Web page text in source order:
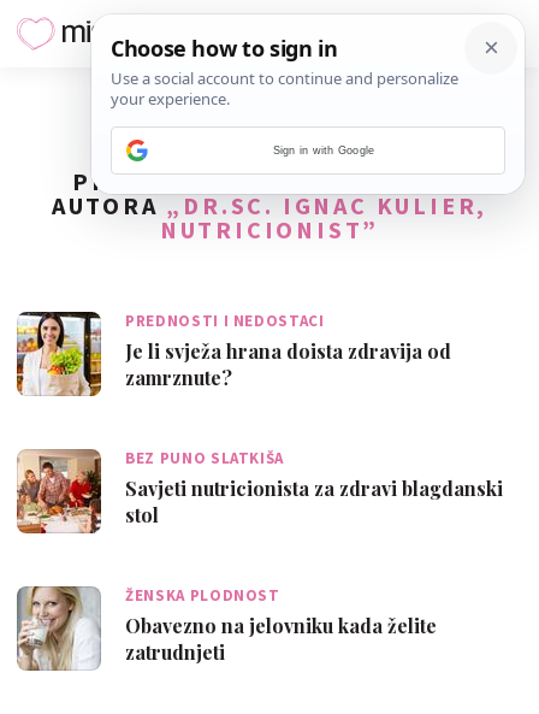
PRONAĐENO7REZULTATA ZA
AUTORA„DR.SC. IGNAC KULIER,
NUTRICIONIST”
PREDNOSTI I NEDOSTACI
Je li svježa hrana doista zdravija od
zamrznute?
BEZ PUNO SLATKIŠA
Savjeti nutricionista za zdravi blagdanski
stol
ŽENSKA PLODNOST
Obavezno na jelovniku kada želite
zatrudnjeti
Sign in with Google